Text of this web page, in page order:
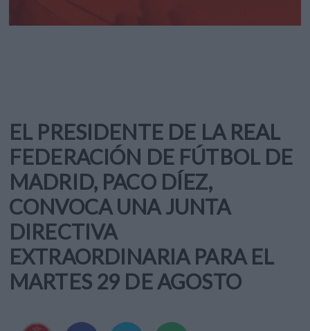
EL PRESIDENTE DE LA REAL
FEDERACIÓN DE FÚTBOL DE
MADRID, PACO DÍEZ,
CONVOCA UNA JUNTA
DIRECTIVA
EXTRAORDINARIA PARA EL
MARTES 29 DE AGOSTO